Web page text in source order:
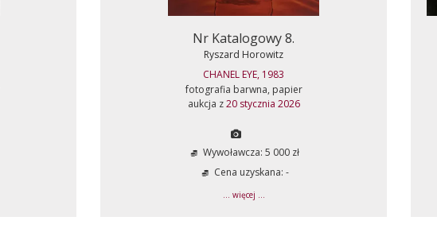
Nr Katalogowy 8.
Ryszard Horowitz
CHANEL EYE, 1983
fotografia barwna, papier
aukcja z20 stycznia 2026
Wywoławcza: 5 000 zł
Cena uzyskana: -
... więcej ...